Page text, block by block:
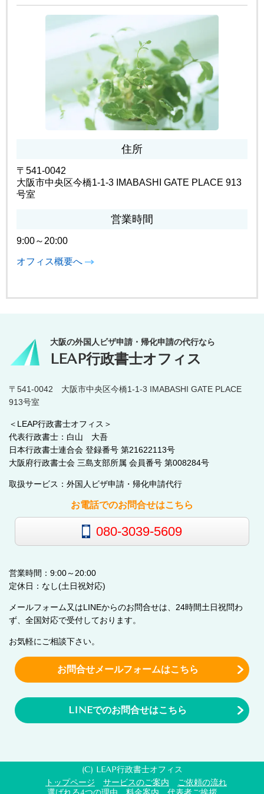
住所
〒541-0042
大阪市中央区今橋1-1-3 IMABASHI GATE PLACE 913
号室
営業時間
9:00～20:00
オフィス概要へ
大阪の外国人ビザ申請・帰化申請の代行なら
LEAP行政書士オフィス
〒541-0042 大阪市中央区今橋1-1-3 IMABASHI GATE PLACE
913号室
＜LEAP行政書士オフィス＞
代表行政書士：白山 大吾
日本行政書士連合会 登録番号 第21622113号
大阪府行政書士会 三島支部所属 会員番号 第008284号
取扱サービス：外国人ビザ申請・帰化申請代行
お電話でのお問合せはこちら
080-3039-5609
営業時間：9:00～20:00
定休日：なし(土日祝対応)
メールフォーム又はLINEからのお問合せは、24時間土日祝問わ
ず、全国対応で受付しております。
お気軽にご相談下さい。
お問合せメールフォームはこちら
LINEでのお問合せはこちら
(C) LEAP行政書士オフィス
トップページ
サービスのご案内
ご依頼の流れ